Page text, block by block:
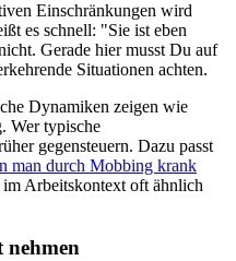
Einschränkungen wird
es schnell: "Sie ist eben
Gerade hier musst Du auf
Situationen achten.
Dynamiken zeigen wie
Wer typische
gegensteuern. Dazu passt
man durch Mobbing krank
Arbeitskontext oft ähnlich
nehmen